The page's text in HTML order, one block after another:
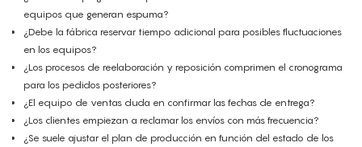
equipos que generan espuma?
¿Debe la fábrica reservar tiempo adicional para posibles fluctuaciones
en los equipos?
¿Los procesos de reelaboración y reposición comprimen el cronograma
para los pedidos posteriores?
¿El equipo de ventas duda en confirmar las fechas de entrega?
¿Los clientes empiezan a reclamar los envíos con más frecuencia?
¿Se suele ajustar el plan de producción en función del estado de los